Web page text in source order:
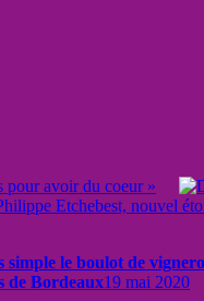
pour avoir du coeur »
Etchebest, nouvel
le boulot de
de Bordeaux19 mai 2020